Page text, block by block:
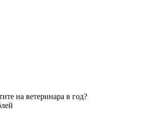
на ветеринара в год?